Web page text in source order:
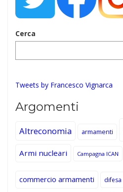
Cerca
Tweets by Francesco Vignarca
Argomenti
Altreconomia armamenti
Armi nucleari Campagna ICAN
commercio armamenti difesa